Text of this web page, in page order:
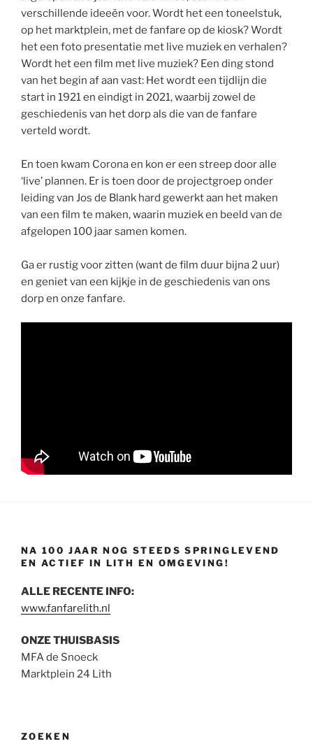
verschillende ideeën voor. Wordt het een toneelstuk,
op het marktplein, met de fanfare op de kiosk? Wordt
het een foto presentatie met live muziek en verhalen?
Wordt het een film met live muziek? Een ding stond
van het begin af aan vast: Het wordt een tijdlijn die
start in 1921 en eindigt in 2021, waarbij zowel de
geschiedenis van het dorp als die van de fanfare
verteld wordt.
En toen kwam Corona en kon er een streep door alle
‘live’ plannen. Er is toen door de projectgroep onder
leiding van Jos de Blank hard gewerkt aan het maken
van een film te maken, waarin muziek en beeld van de
afgelopen 100 jaar samen komen.
Ga er rustig voor zitten (want de film duur bijna 2 uur)
en geniet van een kijkje in de geschiedenis van ons
dorp en onze fanfare.
NA 100 JAAR NOG STEEDS SPRINGLEVEND
EN ACTIEF IN LITH EN OMGEVING!
ALLE RECENTE INFO:
www.fanfarelith.nl
ONZE THUISBASIS
MFA de Snoeck
Marktplein 24 Lith
ZOEKEN